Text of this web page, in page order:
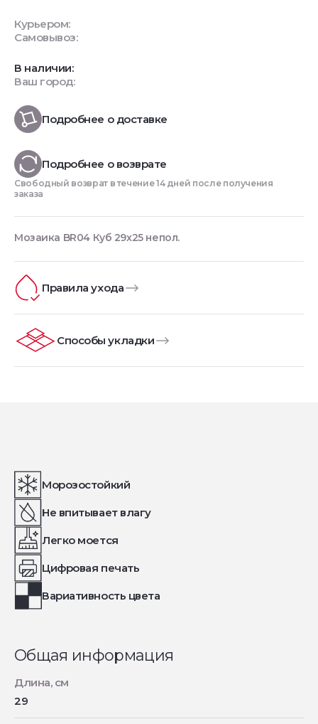
Курьером:
Самовывоз:
В наличии:
Ваш город:
Подробнее о доставке
Подробнее о возврате
Свободный возврат в течение 14 дней после получения
заказа
Мозаика BR04 Куб 29x25 непол.
Правила ухода
Способы укладки
Морозостойкий
Не впитывает влагу
Легко моется
Цифровая печать
Вариативность цвета
Общая информация
Длина, см
29